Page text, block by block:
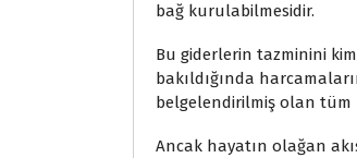
bağ kurulabilmesidir.
Bu giderlerin tazminini
bakıldığında
belgelendirilmiş olan tüm
Ancak hayatın olağan